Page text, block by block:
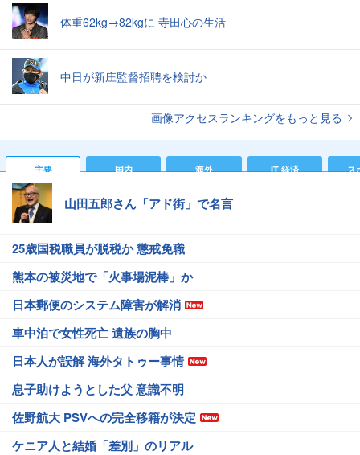
体重62kg→82kgに 寺田心の生活
中日が新庄監督招聘を検討か
画像アクセスランキングをもっと見る
主要 国内 海外 IT 経済 ス
山田五郎さん「アド街」で名言
25歳国税職員が脱税か 懲戒免職
熊本の被災地で「火事場泥棒」か
日本郵便のシステム障害が解消
車中泊で女性死亡 遺族の胸中
日本人が誤解 海外タトゥー事情
息子助けようとした父 意識不明
佐野航大 PSVへの完全移籍が決定
ケニア人と結婚「差別」のリアル